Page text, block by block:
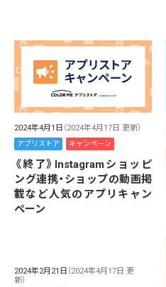
2024年4月1日 （2024年4月17日 更新）
アプリストア キャンペーン
《終了》Instagramショッピ
ング連携・ショップの動画掲
載など人気のアプリキャン
ペーン
2024年2月21日 （2024年4月17日 更
新）